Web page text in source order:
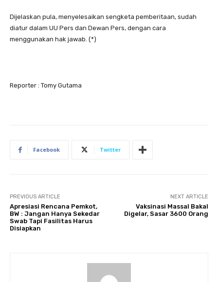
Dijelaskan pula, menyelesaikan sengketa pemberitaan, sudah
diatur dalam UU Pers dan Dewan Pers, dengan cara
menggunakan hak jawab. (*)
Reporter : Tomy Gutama
Facebook Twitter
PREVIOUS ARTICLE
Apresiasi Rencana Pemkot,
BW : Jangan Hanya Sekedar
Swab Tapi Fasilitas Harus
Disiapkan
NEXT ARTICLE
Vaksinasi Massal Bakal
Digelar, Sasar 3600 Orang